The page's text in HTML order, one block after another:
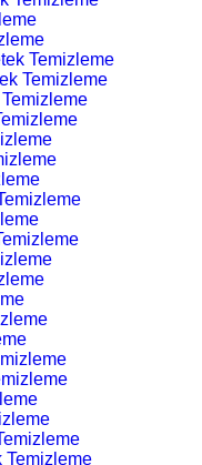
Temizleme
Temizleme
Temizleme